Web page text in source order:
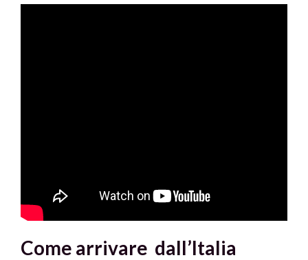
Come arrivare dall’Italia